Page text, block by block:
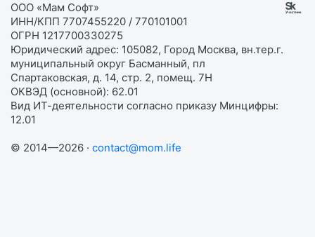
ООО «Мам Софт»
ИНН/КПП 7707455220 / 770101001
ОГРН 1217700330275
Юридический адрес: 105082, Город Москва, вн.тер.г.
муниципальный округ Басманный, пл
Спартаковская, д. 14, стр. 2, помещ. 7Н
ОКВЭД (основной): 62.01
Вид ИТ-деятельности согласно приказу Минцифры:
12.01
© 2014—2026 · contact@mom.life